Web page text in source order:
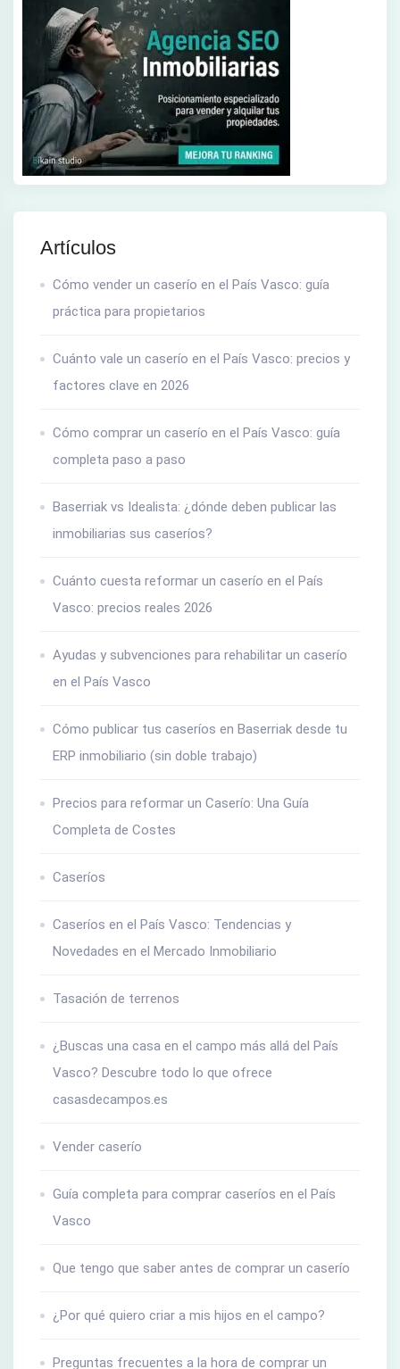
Artículos
Cómo vender un caserío en el País Vasco: guía
práctica para propietarios
Cuánto vale un caserío en el País Vasco: precios y
factores clave en 2026
Cómo comprar un caserío en el País Vasco: guía
completa paso a paso
Baserriak vs Idealista: ¿dónde deben publicar las
inmobiliarias sus caseríos?
Cuánto cuesta reformar un caserío en el País
Vasco: precios reales 2026
Ayudas y subvenciones para rehabilitar un caserío
en el País Vasco
Cómo publicar tus caseríos en Baserriak desde tu
ERP inmobiliario (sin doble trabajo)
Precios para reformar un Caserío: Una Guía
Completa de Costes
Caseríos
Caseríos en el País Vasco: Tendencias y
Novedades en el Mercado Inmobiliario
Tasación de terrenos
¿Buscas una casa en el campo más allá del País
Vasco? Descubre todo lo que ofrece
casasdecampos.es
Vender caserío
Guía completa para comprar caseríos en el País
Vasco
Que tengo que saber antes de comprar un caserío
¿Por qué quiero criar a mis hijos en el campo?
Preguntas frecuentes a la hora de comprar un